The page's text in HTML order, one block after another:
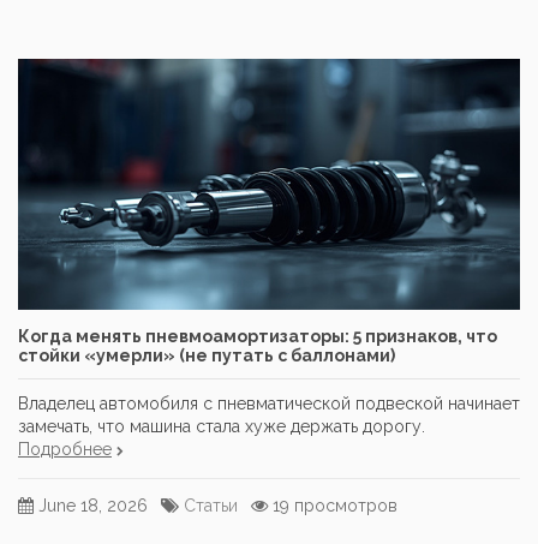
Когда менять пневмоамортизаторы: 5 признаков, что
стойки «умерли» (не путать с баллонами)
Владелец автомобиля с пневматической подвеской начинает
замечать, что машина стала хуже держать дорогу.
Подробнее
June 18, 2026 Статьи 19 просмотров